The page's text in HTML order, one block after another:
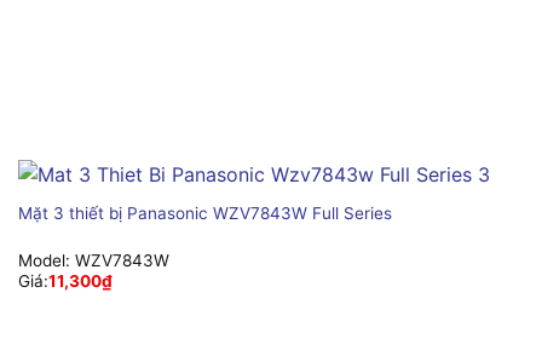
Mặt 3 thiết bị Panasonic WZV7843W Full Series
Model: WZV7843W
Giá:11,300₫